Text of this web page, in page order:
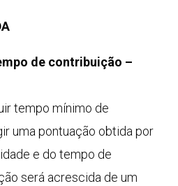
de contribuição –
tempo mínimo de
uma pontuação obtida por
e do tempo de
será acrescida de um